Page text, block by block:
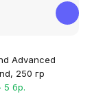
Advanced
250 гр
5 бр.